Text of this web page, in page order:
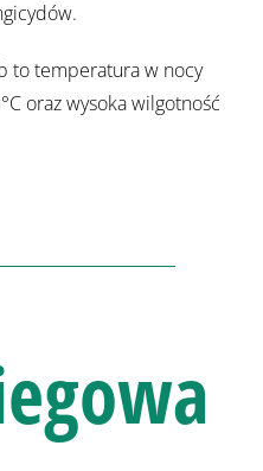
to temperatura w nocy
oraz wysoka wilgotność